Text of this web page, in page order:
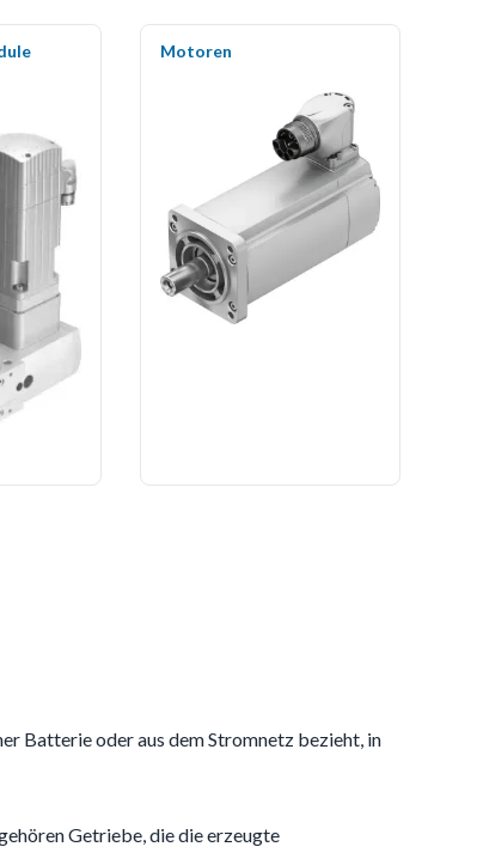
Motoren
Batterie oder aus dem Stromnetz bezieht, in
Getriebe, die die erzeugte